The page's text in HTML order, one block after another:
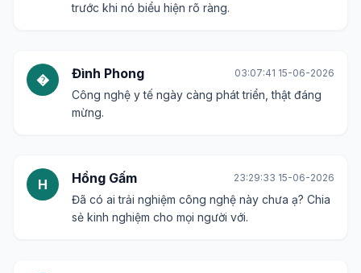
trước khi nó biểu hiện rõ ràng.
� Đình Phong 03:07:41 15-06-2026
Công nghệ y tế ngày càng phát triển, thật đáng
mừng.
H Hồng Gấm 23:29:33 15-06-2026
Đã có ai trải nghiệm công nghệ này chưa ạ? Chia
sẻ kinh nghiệm cho mọi người với.